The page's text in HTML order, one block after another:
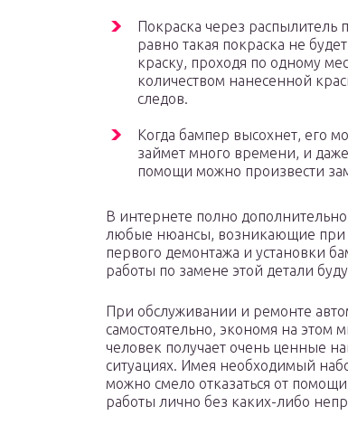
Покраска через распылитель
равно такая покраска не
краску, проходя по одному
количеством нанесенной
следов.
Когда бампер высохнет, его
займет много времени, и
помощи можно произвести
В интернете полно
любые нюансы, возникающие при
первого демонтажа и установки
работы по замене этой детали
При обслуживании и ремонте
самостоятельно, экономя на этом
человек получает очень ценные
ситуациях. Имея необходимый
можно смело отказаться от
работы лично без каких-либо